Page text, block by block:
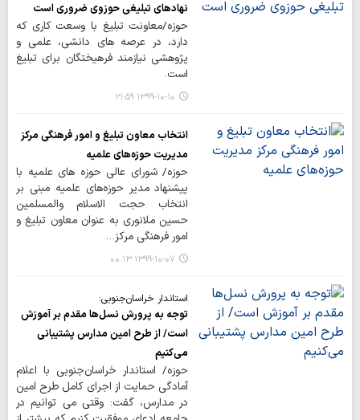
نهادهای تبلیغی حوزوی ضروری است
حوزه/معاونت تبلیغ با وسعت کاری که
دارد، در عرصه های دانشی، علمی و
پژوهشی نیازمند فرهیختگان برای تبلیغ
است.
۱۳۹۹-۱۰-۱۰ ۲۱:۵۹
انتخاب معاون تبلیغ و امور فرهنگی مرکز
مدیریت حوزه‌های علمیه
حوزه/ شورای عالی حوزه های علمیه با
پیشنهاد مدیر حوزه‌های علمیه مبنی بر
انتخاب حجت الاسلام والمسلمین
حسین ملانوری به عنوان معاون تبلیغ و
امور فرهنگی مرکز…
۱۳۹۹-۱۰-۰۷ ۰۰:۱۳
استاندار خراسان‌جنوبی:
توجه به پرورش نسل‌ها مقدم بر آموزش
است/ از طرح امین مدارس‌ پشتیبانی
می‌کنیم
حوزه/ استاندار خراسان‌جنوبی با اعلام
آمادگی حمایت از اجرای کامل طرح امین
در مدارس، گفت: وقتی می توانیم در